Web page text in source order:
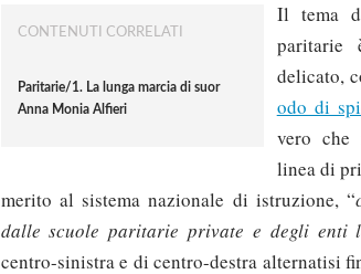
CONTENUTI CORRELATI
Paritarie/1. La lunga marcia di suor
Anna Monia Alfieri
Il tema
paritarie
delicato,
odo di
vero che
linea di
merito al sistema nazionale di istruzione, “
dalle scuole paritarie private e degli enti
centro-sinistra e di centro-destra alternatisi